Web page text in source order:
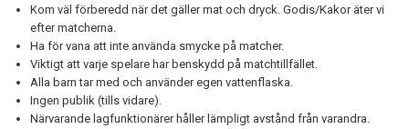
Kom väl förberedd när det gäller mat och dryck. Godis/Kakor äter vi
efter matcherna.
Ha för vana att inte använda smycke på matcher.
Viktigt att varje spelare har benskydd på matchtillfället.
Alla barn tar med och använder egen vattenflaska.
Ingen publik (tills vidare).
Närvarande lagfunktionärer håller lämpligt avstånd från varandra.